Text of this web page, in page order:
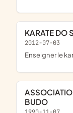
KARATE
2012-07-03
enseigner le
ASSOCIATION ABBEVILLOISE D'AIKIDO ET DE
BUDO